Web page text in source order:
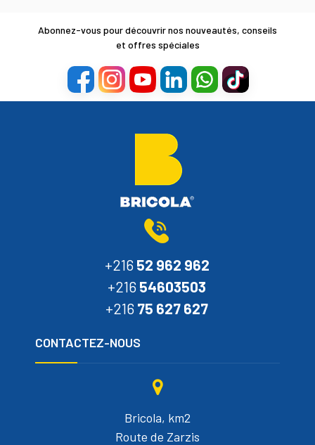
Abonnez-vous pour découvrir nos nouveautés, conseils
et offres spéciales
+216 52 962 962
+216 54603503
+216 75 627 627
CONTACTEZ-NOUS
Bricola, km2
Route de Zarzis